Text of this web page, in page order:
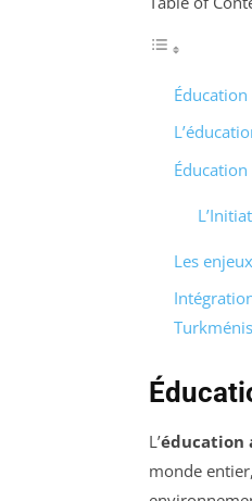
Les
L’éducation
monde